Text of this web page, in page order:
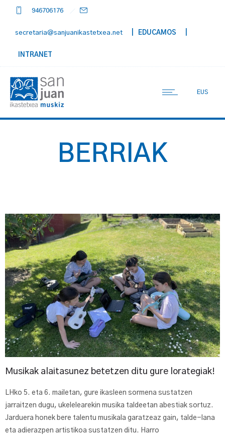
946706176
secretaria@sanjuanikastetxea.net | EDUCAMOS
INTRANET
EUS
BERRIAK
Musikak alaitasunez betetzen ditu gure lorategiak!
LHko 5. eta 6. mailetan, gure ikasleen sormena sustatzen
jarraitzen dugu, ukelelearekin musika taldeetan abestiak sortuz.
Jarduera honek bere talentu musikala garatzeaz gain, talde-lana
eta adierazpen artistikoa sustatzen ditu. Harro